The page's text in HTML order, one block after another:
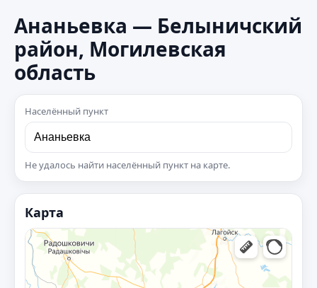
Ананьевка — Белыничский
район, Могилевская
область
Населённый пункт
Не удалось найти населённый пункт на карте.
Карта